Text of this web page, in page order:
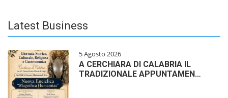
Latest Business
5 Agosto 2026
A CERCHIARA DI CALABRIA IL
TRADIZIONALE APPUNTAMEN…